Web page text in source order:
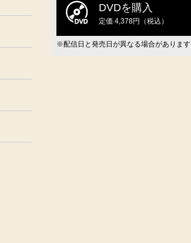
DVDを購入
定価 4,378円（税込）
※配信日と発売日が異なる場合があります